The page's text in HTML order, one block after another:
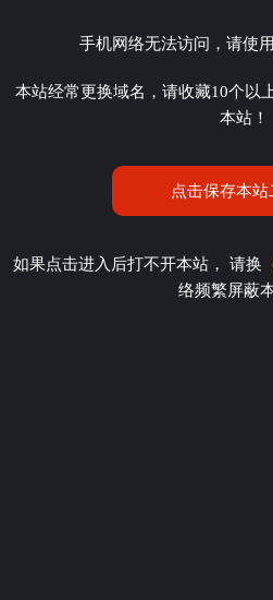
手机网络无法访问，请使
本站经常更换域名，请收藏10个以
本站！
点击保存本站
如果点击进入后打不开本站， 请换
络频繁屏蔽本